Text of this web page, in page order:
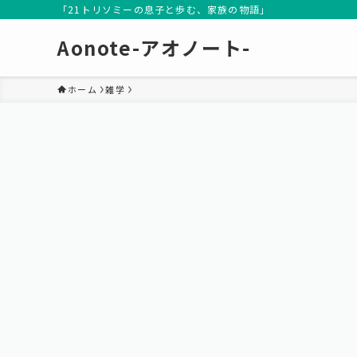
「21トリソミーの息子と歩む、家族の物語」
Aonote-アオノート-
ホーム 雑学